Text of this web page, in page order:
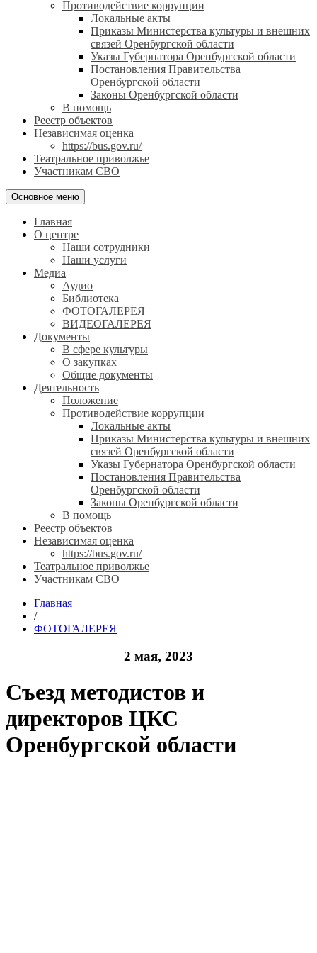
Противодействие коррупции
Локальные акты
Приказы Министерства культуры и внешних
связей Оренбургской области
Указы Губернатора Оренбургской области
Постановления Правительства
Оренбургской области
Законы Оренбургской области
В помощь
Реестр объектов
Независимая оценка
https://bus.gov.ru/
Театральное приволжье
Участникам СВО
Основное меню
Главная
О центре
Наши сотрудники
Наши услуги
Медиа
Аудио
Библиотека
ФОТОГАЛЕРЕЯ
ВИДЕОГАЛЕРЕЯ
Документы
В сфере культуры
О закупках
Общие документы
Деятельность
Положение
Противодействие коррупции
Локальные акты
Приказы Министерства культуры и внешних
связей Оренбургской области
Указы Губернатора Оренбургской области
Постановления Правительства
Оренбургской области
Законы Оренбургской области
В помощь
Реестр объектов
Независимая оценка
https://bus.gov.ru/
Театральное приволжье
Участникам СВО
Главная
/
ФОТОГАЛЕРЕЯ
2 мая, 2023
Съезд методистов и
директоров ЦКС
Оренбургской области